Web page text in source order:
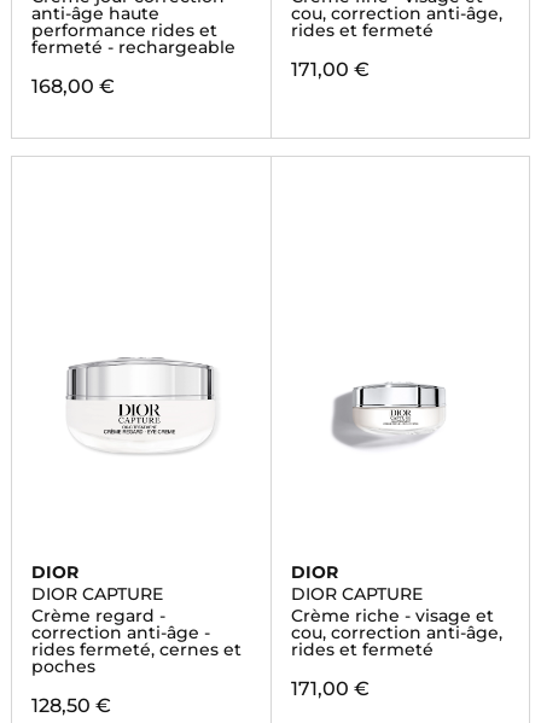
anti-âge haute
performance rides et
fermeté - rechargeable
168,00 €
cou, correction anti-âge,
rides et fermeté
171,00 €
DIOR
DIOR CAPTURE
Crème regard -
correction anti-âge -
rides fermeté, cernes et
poches
128,50 €
DIOR
DIOR CAPTURE
Crème riche - visage et
cou, correction anti-âge,
rides et fermeté
171,00 €